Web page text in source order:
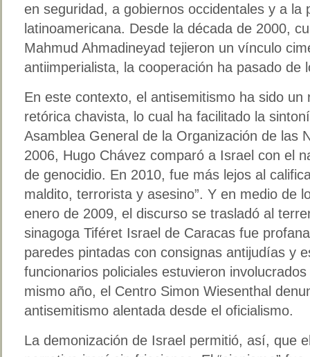
en seguridad, a gobiernos occidentales y a la
latinoamericana. Desde la década de 2000,
Mahmud Ahmadineyad tejieron un vínculo
antiimperialista, la cooperación ha pasado de
En este contexto, el antisemitismo ha sido un
retórica chavista, lo cual ha facilitado la
Asamblea General de la Organización de las
2006, Hugo Chávez comparó a Israel con el
de genocidio. En 2010, fue más lejos al
maldito, terrorista y asesino”. Y en medio de
enero de 2009, el discurso se trasladó al
sinagoga Tiféret Israel de Caracas fue
paredes pintadas con consignas antijudías y
funcionarios policiales estuvieron
mismo año, el Centro Simon Wiesenthal
antisemitismo alentada desde el oficialismo.
La demonización de Israel permitió, así, que